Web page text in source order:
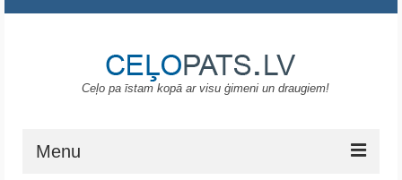
Ceļo pa īstam kopā ar visu ģimeni un draugiem!
Menu